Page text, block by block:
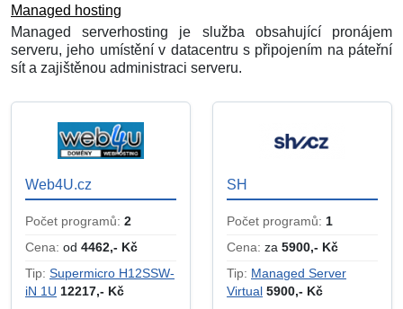
Managed hosting
Managed serverhosting je služba obsahující pronájem
serveru, jeho umístění v datacentru s připojením na páteřní
sít a zajištěnou administraci serveru.
Web4U.cz
Počet programů: 2
Cena: od 4462,- Kč
Tip: Supermicro H12SSW-
iN 1U 12217,- Kč
SH
Počet programů: 1
Cena: za 5900,- Kč
Tip: Managed Server
Virtual 5900,- Kč